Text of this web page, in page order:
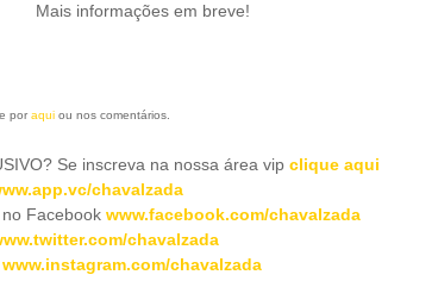
Mais informações em breve!
por aqui ou nos comentários.
Se inscreva na nossa área vip clique aqui
chavalzada
Facebook www.facebook.com/chavalzada
chavalzada
www.instagram.com/chavalzada